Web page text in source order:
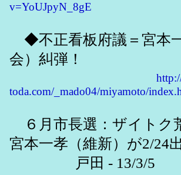
v=YoUJpyN_8gE
◆不正看板府議＝宮本
会）糾弾！
toda.com/_mado04/miyamoto/
６月市長選：ザイトク
宮本一孝（維新）が2/24
戸田 - 13/3/5